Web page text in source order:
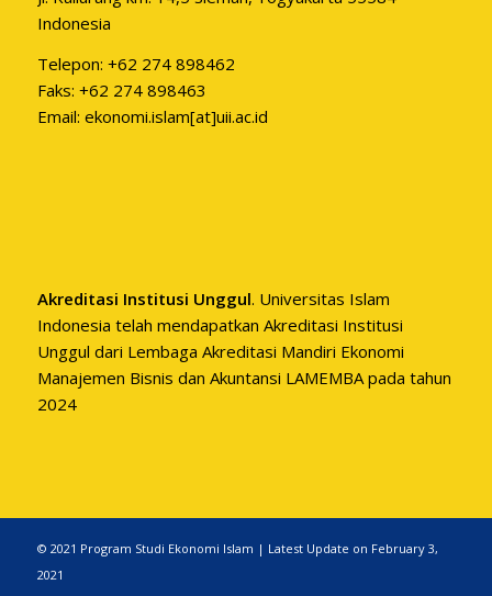
Indonesia
Telepon: +62 274 898462
Faks: +62 274 898463
Email: ekonomi.islam[at]uii.ac.id
Akreditasi Institusi Unggul. Universitas Islam
Indonesia telah mendapatkan Akreditasi Institusi
Unggul dari Lembaga Akreditasi Mandiri Ekonomi
Manajemen Bisnis dan Akuntansi LAMEMBA pada tahun
2024
© 2021 Program Studi Ekonomi Islam | Latest Update on February 3,
2021